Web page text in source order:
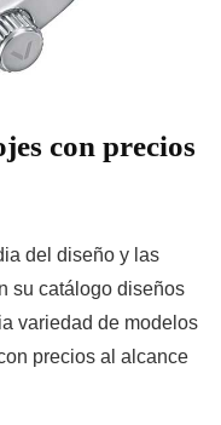
con precios
del diseño y las
su catálogo diseños
variedad de modelos
precios al alcance